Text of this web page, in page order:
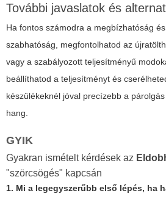
További javaslatok és
Ha fontos számodra a megbízhatóság
szabhatóság, megfontolhatod az
vagy a szabályozott teljesítményű
beállíthatod a teljesítményt és
készülékeknél jóval precízebb a
hang.
GYIK
Gyakran ismételt kérdések az
"szörcsögés" kapcsán
1. Mi a legegyszerűbb első lépés, ha